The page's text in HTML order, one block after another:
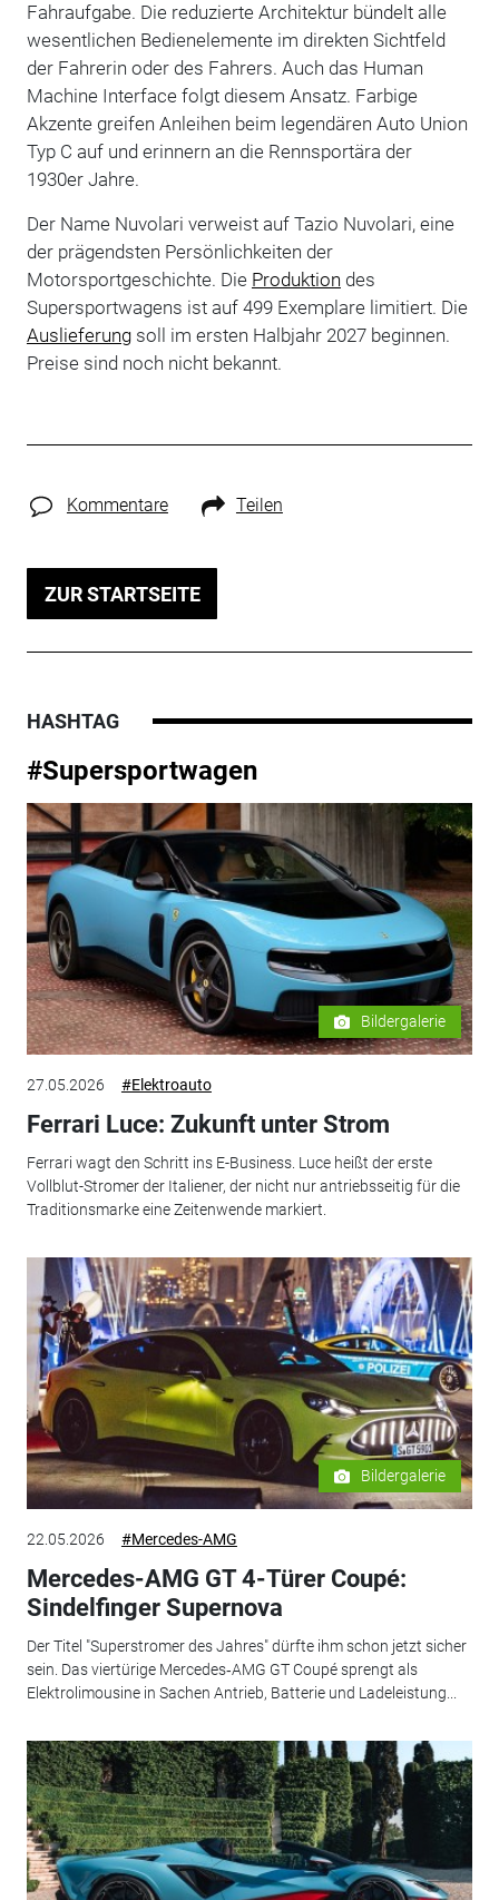
Fahraufgabe. Die reduzierte Architektur bündelt alle
wesentlichen Bedienelemente im direkten Sichtfeld
der Fahrerin oder des Fahrers. Auch das Human
Machine Interface folgt diesem Ansatz. Farbige
Akzente greifen Anleihen beim legendären Auto Union
Typ C auf und erinnern an die Rennsportära der
1930er Jahre.
Der Name Nuvolari verweist auf Tazio Nuvolari, eine
der prägendsten Persönlichkeiten der
Motorsportgeschichte. Die Produktion des
Supersportwagens ist auf 499 Exemplare limitiert. Die
Auslieferungsoll im ersten Halbjahr 2027 beginnen.
Preise sind noch nicht bekannt.
Kommentare Teilen
ZUR STARTSEITE
HASHTAG
#Supersportwagen
Bildergalerie
27.05.2026 #Elektroauto
Ferrari Luce: Zukunft unter Strom
Ferrari wagt den Schritt ins E-Business. Luce heißt der erste
Vollblut-Stromer der Italiener, der nicht nur antriebsseitig für die
Traditionsmarke eine Zeitenwende markiert.
Bildergalerie
22.05.2026 #Mercedes-AMG
Mercedes-AMG GT 4-Türer Coupé:
Sindelfinger Supernova
Der Titel "Superstromer des Jahres" dürfte ihm schon jetzt sicher
sein. Das viertürige Mercedes‑AMG GT Coupé sprengt als
Elektrolimousine in Sachen Antrieb, Batterie und Ladeleistung...